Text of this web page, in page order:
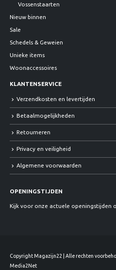
Vossenstaarten
Nieuw binnen
Sale
Schedels & Geweien
Unieke items
Woonaccessoires
KLANTENSERVICE
Verzendkosten en levertijden
Betaalmogelijkheden
Retourneren
Privacy en veiligheid
Algemene voorwaarden
OPENINGSTIJDEN
Kijk voor onze actuele openingstijden
Copyright Magazijn22 | Alle rechten
Media2Net